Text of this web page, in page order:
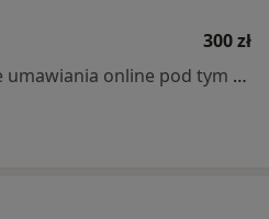
300 zł
Specjalista nie oferuje umawiania online pod tym adresem.